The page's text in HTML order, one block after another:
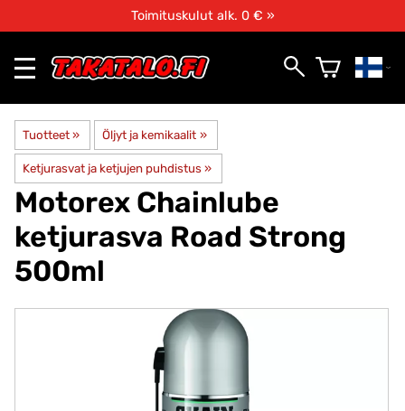
Toimituskulut alk. 0 € »
Tuotteet ‪» Öljyt ja kemikaalit ‪»
Ketjurasvat ja ketjujen puhdistus ‪»
Motorex Chainlube
ketjurasva Road Strong
500ml